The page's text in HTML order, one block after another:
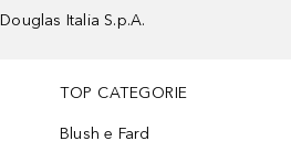
Douglas Italia S.p.A.
TOP CATEGORIE
Blush e Fard